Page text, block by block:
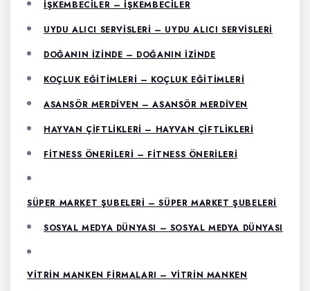
İŞKEMBECILER – İŞKEMBECILER
UYDU ALICI SERVISLERI – UYDU ALICI SERVISLERI
DOĞANIN İZINDE – DOĞANIN İZINDE
KOÇLUK EĞITIMLERI – KOÇLUK EĞITIMLERI
ASANSÖR MERDIVEN – ASANSÖR MERDIVEN
HAYVAN ÇIFTLIKLERI – HAYVAN ÇIFTLIKLERI
FITNESS ÖNERILERI – FITNESS ÖNERILERI
SÜPER MARKET ŞUBELERI – SÜPER MARKET ŞUBELERI
SOSYAL MEDYA DÜNYASI – SOSYAL MEDYA DÜNYASI
VITRIN MANKEN FIRMALARI – VITRIN MANKEN